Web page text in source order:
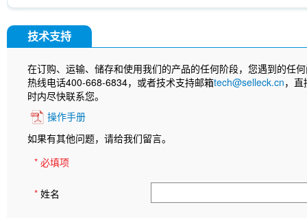
技术支持
在订购、运输、储存和使用我们的产品的任何阶段，您遇到的任
热线电话400-668-6834，或者技术支持邮箱tech@selleck.cn，
时内尽快联系您。
操作手册
如果有其他问题，请给我们留言。
* 必填项
* 姓名